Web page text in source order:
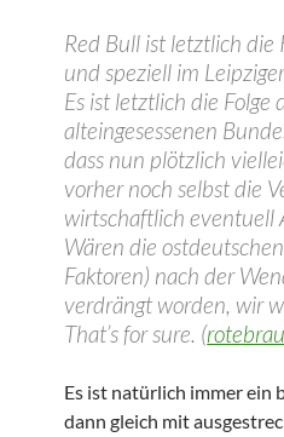
Red Bull ist letztlich die
und speziell im
Es ist letztlich die
alteingesessenen
dass nun plötzlich
vorher noch selbst die
wirtschaftlich eventuell
Wären die
Faktoren) nach der
verdrängt worden, wir
That’s for sure. (
Es ist natürlich immer ein
dann gleich mit